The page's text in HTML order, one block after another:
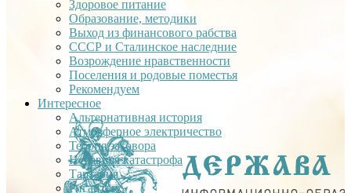
Здоровое питание
Образование, методики
Выход из финансового рабства
СССР и Сталинское наследние
Возрождение нравственности
Поселения и родовые поместья
Рекомендуем
Интересное
Альтернативная история
Атмосферное электричество
Теория заговора
Недавняя катастрофа
Тартария
Гиганты